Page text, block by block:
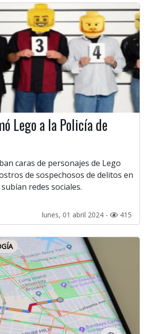
Lego a la Policía de
caras de personajes de Lego
de sospechosos de delitos en
redes sociales.
lunes, 01 abril 2024 - 415